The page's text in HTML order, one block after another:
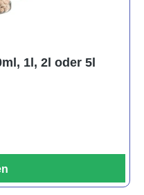
1l, 2l oder 5l